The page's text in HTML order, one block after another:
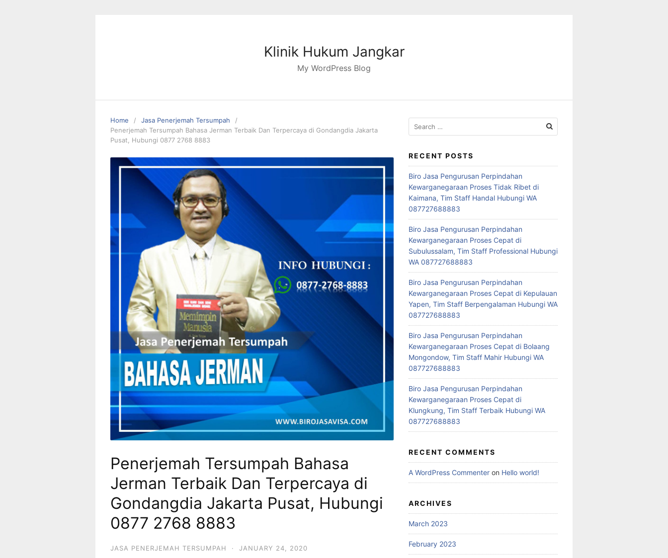
Klinik Hukum Jangkar
My WordPress Blog
Home
Jasa Penerjemah Tersumpah
Penerjemah Tersumpah Bahasa Jerman Terbaik Dan Terpercaya di Gondangdia Jakarta
Pusat, Hubungi 0877 2768 8883
Penerjemah Tersumpah Bahasa
Jerman Terbaik Dan Terpercaya di
Gondangdia Jakarta Pusat, Hubungi
0877 2768 8883
JASA PENERJEMAH TERSUMPAH · JANUARY 24, 2020
Search
for:
RECENT POSTS
Biro Jasa Pengurusan Perpindahan
Kewarganegaraan Proses Tidak Ribet di
Kaimana, Tim Staff Handal Hubungi WA
087727688883
Biro Jasa Pengurusan Perpindahan
Kewarganegaraan Proses Cepat di
Subulussalam, Tim Staff Professional Hubungi
WA 087727688883
Biro Jasa Pengurusan Perpindahan
Kewarganegaraan Proses Cepat di Kepulauan
Yapen, Tim Staff Berpengalaman Hubungi WA
087727688883
Biro Jasa Pengurusan Perpindahan
Kewarganegaraan Proses Cepat di Bolaang
Mongondow, Tim Staff Mahir Hubungi WA
087727688883
Biro Jasa Pengurusan Perpindahan
Kewarganegaraan Proses Cepat di
Klungkung, Tim Staff Terbaik Hubungi WA
087727688883
RECENT COMMENTS
A WordPress Commenter on Hello world!
ARCHIVES
March 2023
February 2023